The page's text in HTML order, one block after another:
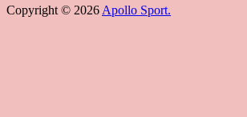
Copyright © 2026 Apollo Sport.